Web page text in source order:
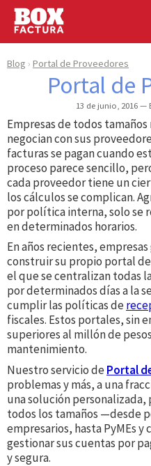
Blog Portal de Proveedores
Portal de
13 de junio, 2016
Empresas de todos
negocian con sus
facturas se pagan cuando
proceso parece sencillo,
cada proveedor tiene un
los cálculos se complican.
por política interna, solo se
en determinados horarios.
En años recientes,
construir su propio portal
el que se centralizan todas
por determinados días a la
cumplir las políticas de
fiscales. Estos portales, sin
superiores al millón de
mantenimiento.
Nuestro servicio dePortal
problemas y más, a una
una solución
todos los tamaños —desde
empresarios, hasta PyMEs
gestionar sus cuentas por
y segura.